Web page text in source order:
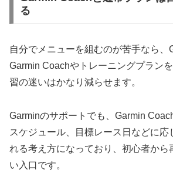
る
自分でメニューを組むのが苦手なら、
Garmin Coachやトレーニングプラン
習の迷いはかなり減らせます。
Garminのサポートでも、Garmin
スケジュール、目標レース日などに応
れる考え方になっており、初心者から
い入口です。